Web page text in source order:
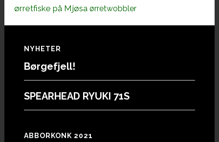
ørretfiske på Mjøsa ørretwobbler
Footer
NYHETER
Børgefjell!
SPEARHEAD RYUKI 71S
ABBORKONK 2021